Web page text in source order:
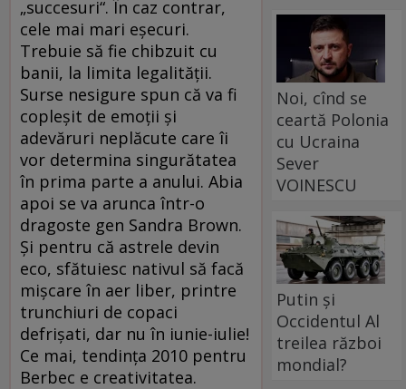
„succesuri“. În caz contrar,
cele mai mari eşecuri.
Trebuie să fie chibzuit cu
banii, la limita legalităţii.
Surse nesigure spun că va fi
copleşit de emoţii şi
adevăruri neplăcute care îi
vor determina singurătatea
în prima parte a anului. Abia
apoi se va arunca într-o
dragoste gen Sandra Brown.
Şi pentru că astrele devin
eco, sfătuiesc nativul să facă
mişcare în aer liber, printre
trunchiuri de copaci
defrişati, dar nu în iunie-iulie!
Ce mai, tendinţa 2010 pentru
Berbec e creativitatea.
Noi, cînd se
ceartă Polonia
cu Ucraina
Sever
VOINESCU
Putin și
Occidentul Al
treilea război
mondial?